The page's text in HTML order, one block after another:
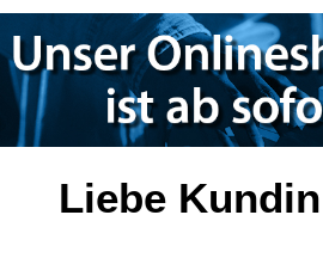
Liebe